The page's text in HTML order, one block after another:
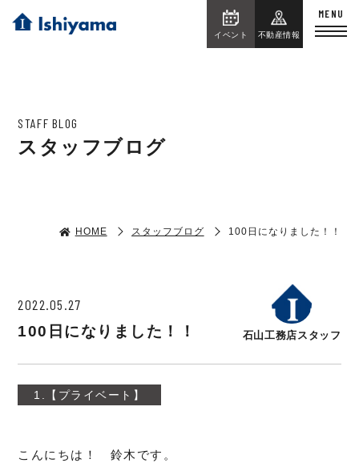
STAFF BLOG
スタッフブログ
HOME スタッフブログ 100日になりました！！
2022.05.27
100日になりました！！ 石山工務店スタッフ
1.【プライベート】
こんにちは！ 鈴木です。
イベント 不動産情報